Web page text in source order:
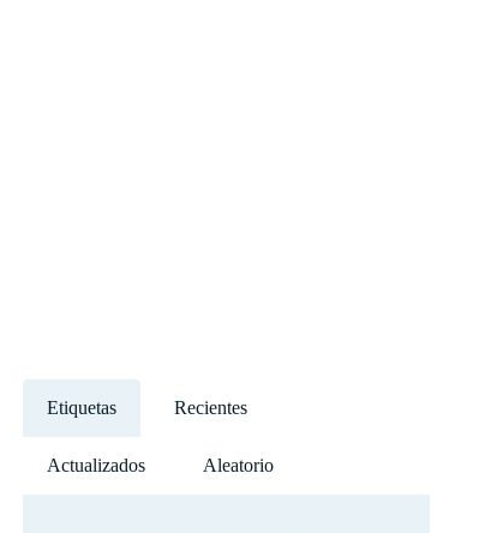
Etiquetas Recientes
Actualizados Aleatorio